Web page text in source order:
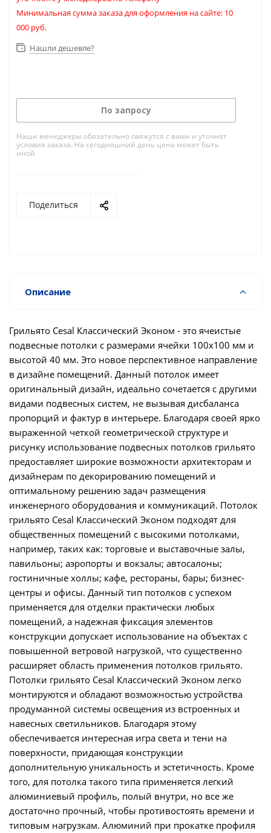
Минимальная сумма заказа для оформления на сайте: 10
000 руб.
Нашли дешевле?
По запросу
Наши менеджеры обязательно свяжутся с вами и уточнят
условия заказа. На сегодняшний день цена может быть
иной
Поделиться
Описание
Грильято Cesal Классический Эконом - это ячеистые
подвесные потолки с размерами ячейки 100х100 мм и
высотой 40 мм. Это новое перспективное направление
в дизайне помещений. Данный потолок имеет
оригинальный дизайн, идеально сочетается с другими
видами подвесных систем, не вызывая дисбаланса
пропорций и фактур в интерьере. Благодаря своей ярко
выраженной четкой геометрической структуре и
рисунку использование подвесных потолков грильято
предоставляет широкие возможности архитекторам и
дизайнерам по декорированию помещений и
оптимальному решению задач размещения
инженерного оборудования и коммуникаций. Потолок
грильято Cesal Классический Эконом подходят для
общественных помещений с высокими потолками,
например, таких как: торговые и выставочные залы,
павильоны; аэропорты и вокзалы; автосалоны;
гостиничные холлы; кафе, рестораны, бары; бизнес-
центры и офисы. Данный тип потолков с успехом
применяется для отделки практически любых
помещений, а надежная фиксация элементов
конструкции допускает использование на объектах с
повышенной ветровой нагрузкой, что существенно
расширяет область применения потолков грильято.
Потолки грильято Cesal Классический Эконом легко
монтируются и обладают возможностью устройства
продуманной системы освещения из встроенных и
навесных светильников. Благодаря этому
обеспечивается интересная игра света и тени на
поверхности, придающая конструкции
дополнительную уникальность и эстетичность. Кроме
того, для потолка такого типа применяется легкий
алюминиевый профиль, полый внутри, но все же
достаточно прочный, чтобы противостоять времени и
типовым нагрузкам. Алюминий при прокатке профиля